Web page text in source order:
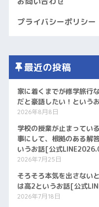
プライバシーポリシー
最近の投稿
家に着くまでが修学旅行
だと豪語したい！とい
2026年8月8日
学校の授業が止まってい
事にして、根拠のある解
いうお話[公式
2026年7月25日
そろそろ本気を出さない
は高2というお話[公式
2026年7月18日